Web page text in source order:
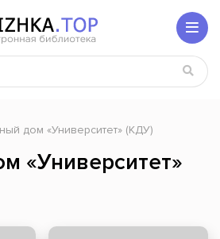
дом «Университет» (КДУ)
«Университет»